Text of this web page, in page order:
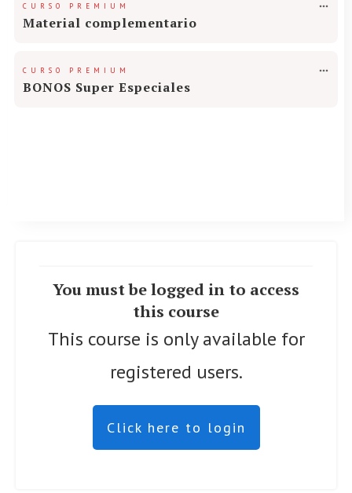
You must be logged in to access
this course
This course is only available for
registered users.
Click here to login
CURSO PREMIUM
Material complementario
CURSO PREMIUM
BONOS Super Especiales